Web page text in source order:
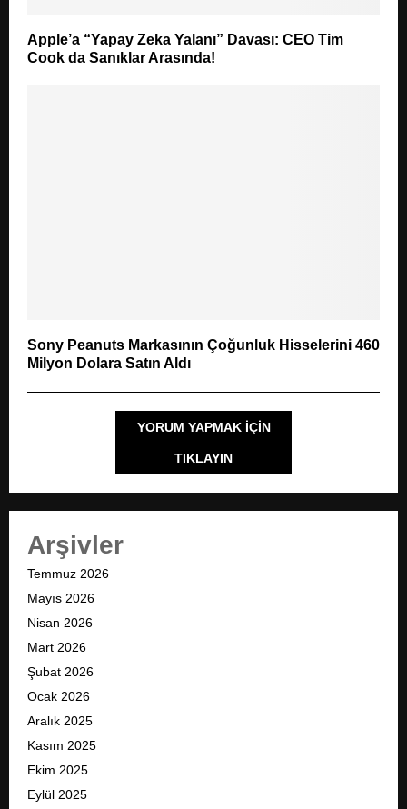
Apple’a “Yapay Zeka Yalanı” Davası: CEO Tim
Cook da Sanıklar Arasında!
Sony Peanuts Markasının Çoğunluk Hisselerini 460
Milyon Dolara Satın Aldı
YORUM YAPMAK IÇIN
TIKLAYIN
Arşivler
Temmuz 2026
Mayıs 2026
Nisan 2026
Mart 2026
Şubat 2026
Ocak 2026
Aralık 2025
Kasım 2025
Ekim 2025
Eylül 2025